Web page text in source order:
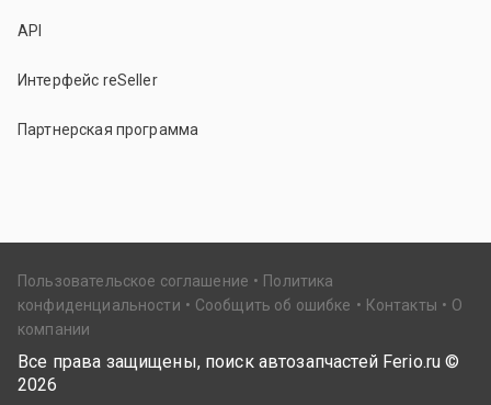
API
Интерфейс reSeller
Партнерская программа
Пользовательское соглашение
Политика
конфиденциальности
Сообщить об ошибке Контакты
О
компании
Все права защищены, поиск автозапчастей Ferio.ru ©
2026